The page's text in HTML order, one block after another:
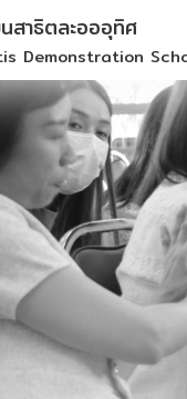
สาธิตละอออุทิศ
Demonstration